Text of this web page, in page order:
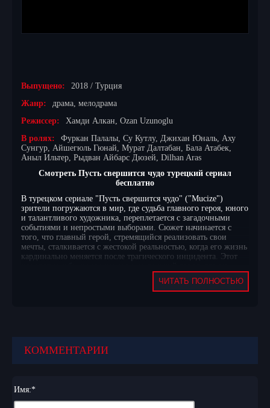
Выпущено:
2018 / Турция
Жанр:
драма, мелодрама
Режиссер:
Хамди Алкан, Ozan Uzunoglu
В ролях:
Фуркан Палалы, Су Кутлу, Джихан Юналь, Аху
Сунгур, Айшегюль Гюнай, Мурат Далтабан, Бала Атабек,
Аныл Ильтер, Рыдван Айбарс Дюзей, Dilhan Aras
Смотреть Пусть свершится чудо турецкий сериал
бесплатно
В турецком сериале "Пусть свершится чудо" ("Mucize")
зрители погружаются в мир, где судьба главного героя, юного
и талантливого художника, переплетается с загадочными
событиями и непростыми выборами. Сюжет начинается с
того, что главный герой, стремящийся реализовать свои
мечты, сталкивается с жестокой реальностью, когда его жизнь
кардинально меняется после трагического инцидента. Этот
пытается начать всё с нуля, однако прошлое не отпускает его,
и тайны, которые он скрывает, начинают всплывать на
Постепенно раскрываются глубинные тайны, которые
творчества, но и демонстрирует, как непростые жизненные
обстоятельства могут изменить судьбу человека. Каждый
ЧИТАТЬ ПОЛНОСТЬЮ
КОММЕНТАРИИ
Имя:*